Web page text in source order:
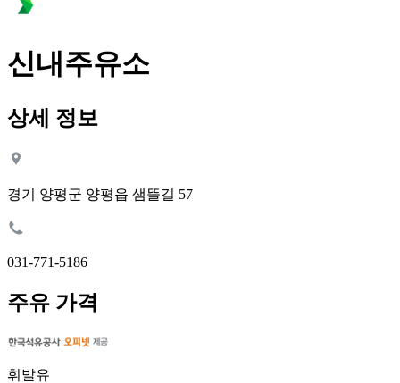
신내주유소
상세 정보
경기 양평군 양평읍 샘뜰길 57
031-771-5186
주유 가격
휘발유